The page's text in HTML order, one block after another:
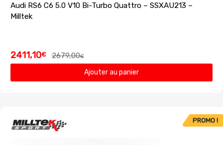
Audi RS6 C6 5.0 V10 Bi-Turbo Quattro – SSXAU213 –
Milltek
2679,00€
2411,10€
Ajouter au panier
PROMO !